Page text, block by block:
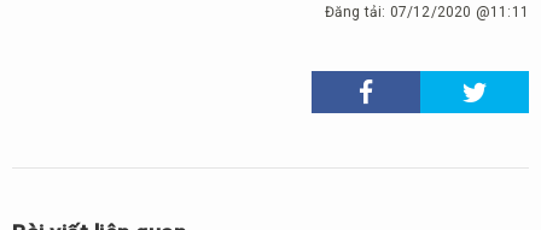
Đăng tải: 07/12/2020 @11:11